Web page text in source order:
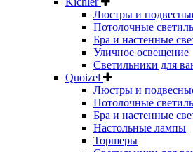
Люстры и
Потолочные
Бра и настенные
Уличное освещение
Светильники для
Quoizel
Люстры и
Потолочные
Бра и настенные
Настольные лампы
Торшеры